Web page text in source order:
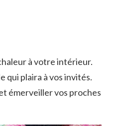
à votre intérieur.
qui plaira à vos invités.
émerveiller vos proches